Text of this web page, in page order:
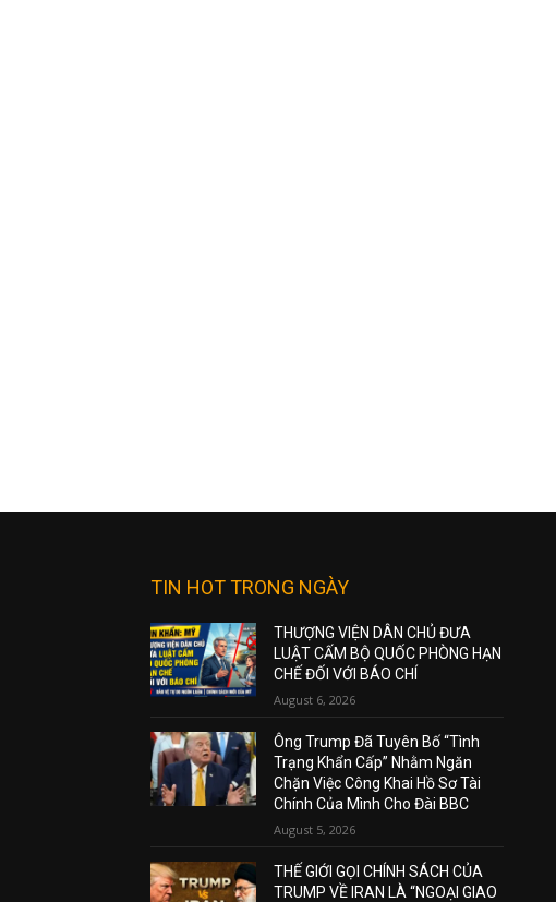
TIN HOT TRONG NGÀY
THƯỢNG VIỆN DÂN CHỦ ĐƯA
LUẬT CẤM BỘ QUỐC PHÒNG HẠN
CHẾ ĐỐI VỚI BÁO CHÍ
August 6, 2026
Ông Trump Đã Tuyên Bố “Tình
Trạng Khẩn Cấp” Nhằm Ngăn
Chặn Việc Công Khai Hồ Sơ Tài
Chính Của Mình Cho Đài BBC
August 5, 2026
THẾ GIỚI GỌI CHÍNH SÁCH CỦA
TRUMP VỀ IRAN LÀ “NGOẠI GIAO